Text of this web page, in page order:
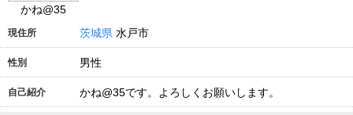
かね@35
現住所 茨城県 水戸市
性別 男性
自己紹介 かね@35です。よろしくお願いします。